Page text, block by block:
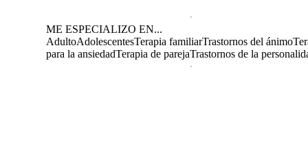
ME ESPECIALIZO EN...
AdultoAdolescentesTerapia familiarTrastornos del ánimo
para la ansiedadTerapia de parejaTrastornos de la